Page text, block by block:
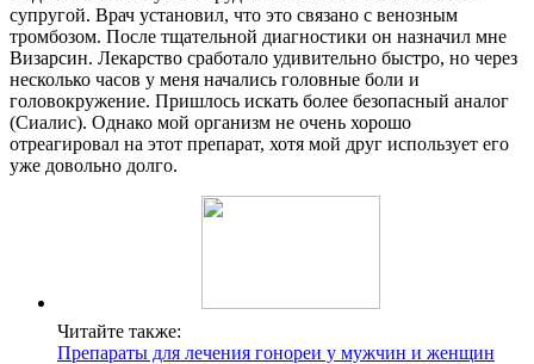
супругой. Врач установил, что это связано с венозным
тромбозом. После тщательной диагностики он назначил мне
Визарсин. Лекарство сработало удивительно быстро, но через
несколько часов у меня начались головные боли и
головокружение. Пришлось искать более безопасный аналог
(Сиалис). Однако мой организм не очень хорошо
отреагировал на этот препарат, хотя мой друг использует его
уже довольно долго.
Читайте также:
Препараты для лечения гонореи у мужчин и женщин